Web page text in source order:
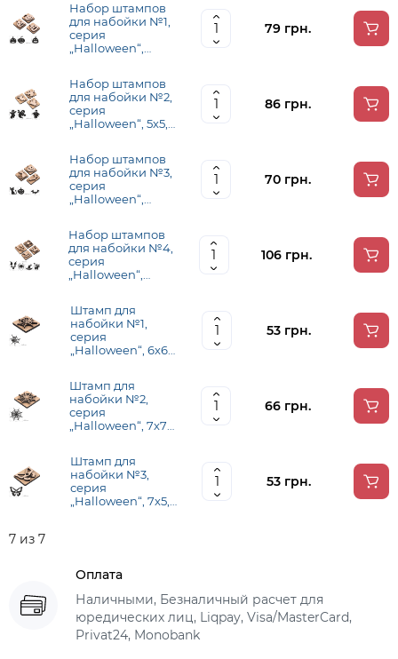
Набор штампов
для набойки №1,
серия
„Halloween“,
79 грн.
Набор штампов
для набойки №2,
серия
„Halloween“, 5х5,3
86 грн.
Набор штампов
для набойки №3,
серия
„Halloween“,
70 грн.
Набор штампов
для набойки №4,
серия
„Halloween“,
106 грн.
Штамп для
набойки №1,
серия
„Halloween“, 6х6
53 грн.
Штамп для
набойки №2,
серия
„Halloween“, 7х7
66 грн.
Штамп для
набойки №3,
серия
„Halloween“, 7х5,5
53 грн.
7 из 7
Оплата
Наличными, Безналичный расчет для
юредических лиц, Liqpay, Visa/MasterCard,
Privat24, Monobank